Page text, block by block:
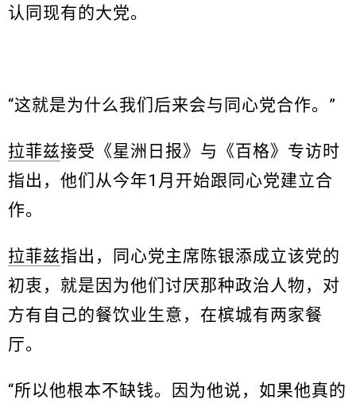
认同现有的大党。
“这就是为什么我们后来会与同心党合作。”
拉菲兹接受《星洲日报》与《百格》专访时
指出，他们从今年1月开始跟同心党建立合
作。
拉菲兹指出，同心党主席陈银添成立该党的
初衷，就是因为他们讨厌那种政治人物，对
方有自己的餐饮业生意，在槟城有两家餐
厅。
“所以他根本不缺钱。因为他说，如果他真的